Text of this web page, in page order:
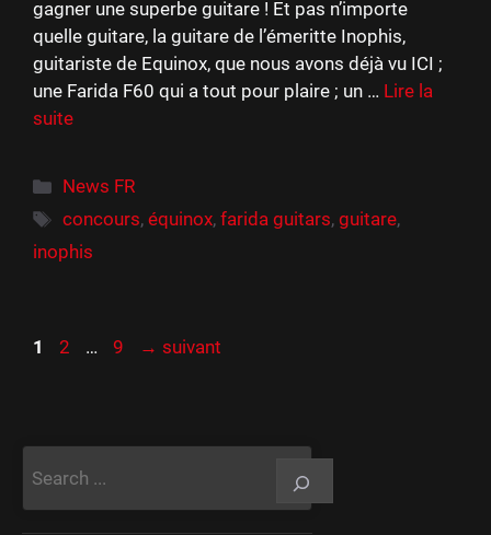
gagner une superbe guitare ! Et pas n’importe
quelle guitare, la guitare de l’émeritte Inophis,
guitariste de Equinox, que nous avons déjà vu ICI ;
une Farida F60 qui a tout pour plaire ; un … Lire la
suite
Catégories
News FR
Étiquettes
concours,équinox,farida guitars,guitare,
inophis
Page
1 Page
2 … Page
9 → suivant